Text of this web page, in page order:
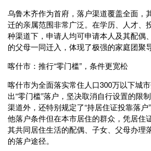
乌鲁木齐作为首府，落户渠道覆盖全面，
迁的亲属范围非常广泛‌。在学历、人才、
种渠道下，申请人均可申请本人及其‌配偶
的父母‌一同迁入，体现了极强的家庭团聚
‌喀什市：推行“零门槛”，条件更宽松‌
喀什市为全面落实常住人口300万以下城
出‌“零门槛”落户‌，坚决取消自行设置的限
渠道外，还特别规定了‌“持居住证投靠落
他落户条件但在本市居住的群众，‌凭居住
其共同居住生活的配偶、子女、父母办理
的落户途径。‌‌